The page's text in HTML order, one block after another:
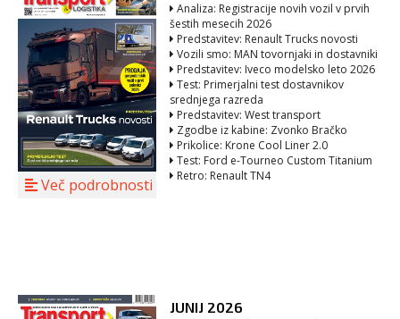
Več podrobnosti
Analiza: Registracije novih vozil v prvih
šestih mesecih 2026
Predstavitev: Renault Trucks novosti
Vozili smo: MAN tovornjaki in dostavniki
Predstavitev: Iveco modelsko leto 2026
Test: Primerjalni test dostavnikov
srednjega razreda
Predstavitev: West transport
Zgodbe iz kabine: Zvonko Bračko
Prikolice: Krone Cool Liner 2.0
Test: Ford e-Tourneo Custom Titanium
Retro: Renault TN4
JUNIJ 2026